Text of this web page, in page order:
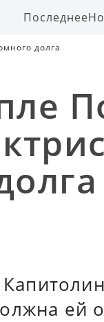
Последнее
долга
ей